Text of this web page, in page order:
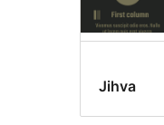
Jihva